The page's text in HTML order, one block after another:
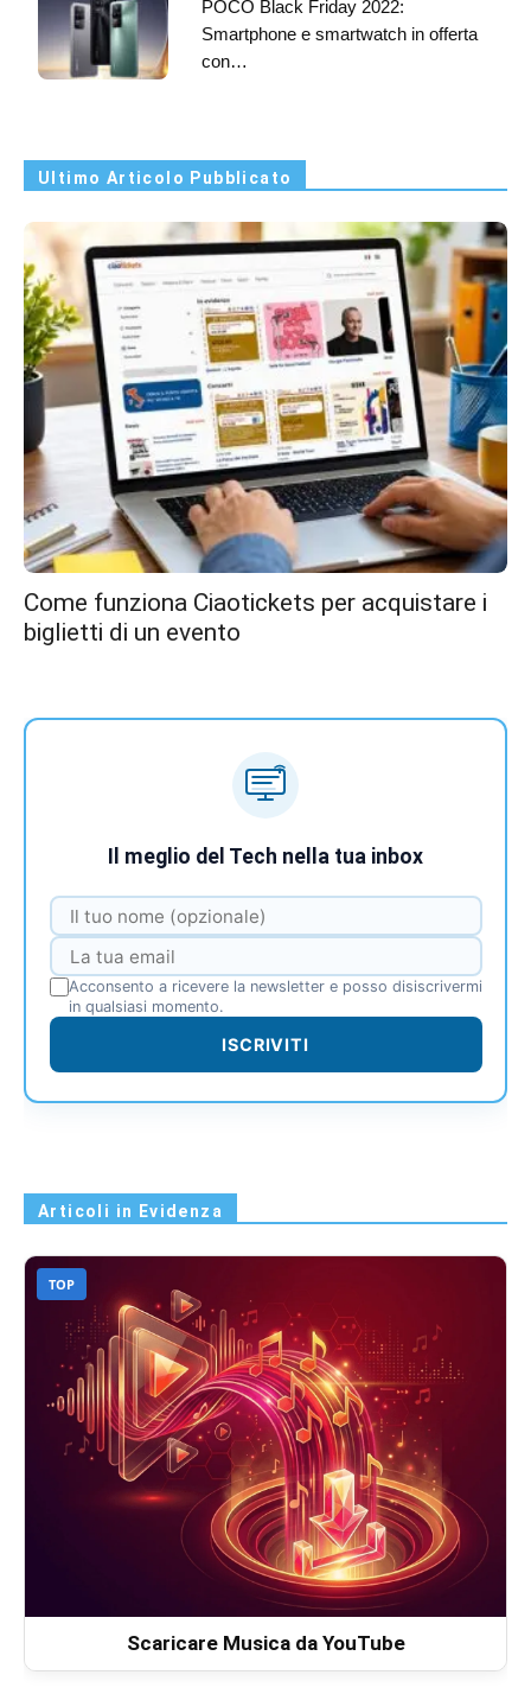
POCO Black Friday 2022:
Smartphone e smartwatch in offerta
con…
Ultimo Articolo Pubblicato
Come funziona Ciaotickets per acquistare i
biglietti di un evento
Il meglio del Tech nella tua inbox
Acconsento a ricevere la newsletter e posso disiscrivermi
in qualsiasi momento.
ISCRIVITI
Articoli in Evidenza
TOP
Scaricare Musica da YouTube